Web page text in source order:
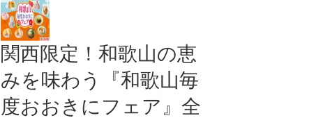
関西限定！和歌山の恵
みを味わう『和歌山毎
度おおきにフェア』全